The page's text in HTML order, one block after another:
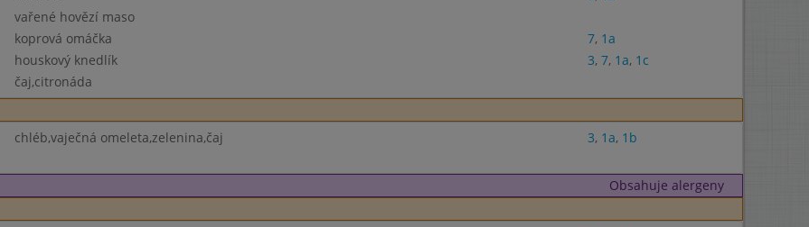
vařené hovězí maso
koprová omáčka 7, 1a
houskový knedlík 3, 7, 1a, 1c
čaj,citronáda
chléb,vaječná omeleta,zelenina,čaj 3, 1a, 1b
Obsahuje alergeny